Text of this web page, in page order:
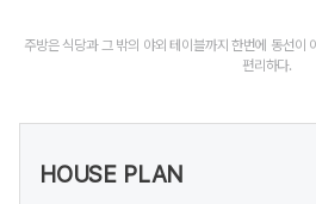
주방은 식당과 그 밖의 야외 테이블까지 한번에 동선이
편리하다.
HOUSE PLAN